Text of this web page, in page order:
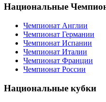
Национальные
Чемпионат Англии
Чемпионат Германии
Чемпионат Испании
Чемпионат Италии
Чемпионат Франции
Чемпионат России
Национальные кубки